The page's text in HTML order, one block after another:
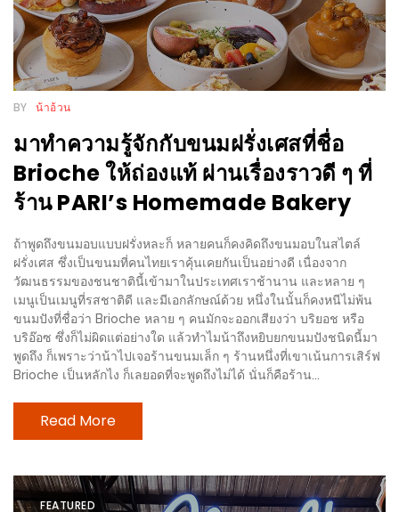
ใหญ่
ที่สุด
ใน
โรง
แรม
ฮอ
เดย์
อินน์
เชียงใหม่
PANDA
TIME
ทำไม
เรา
ทำ
BY น้าอ้วน
มาทำความรู้จักกับขนมฝรั่งเศสที่ชื่อ
Brioche ให้ถ่องแท้ ผ่านเรื่องราวดี ๆ ที่
ร้าน PARI’s Homemade Bakery
ถ้าพูดถึงขนมอบแบบฝรั่งหละก็ หลายคนก็คงคิดถึงขนมอบในสไตล์
ฝรั่งเศส ซึ่งเป็นขนมที่คนไทยเราคุ้นเคยกันเป็นอย่างดี เนื่องจาก
วัฒนธรรมของชนชาตินี้เข้ามาในประเทศเราช้านาน และหลาย ๆ
เมนูเป็นเมนูที่รสชาติดี และมีเอกลักษณ์ด้วย หนึ่งในนั้นก็คงหนีไม่พ้น
ขนมปังที่ชื่อว่า Brioche หลาย ๆ คนมักจะออกเสียงว่า บริยอช หรือ
บริอ๊อซ ซึ่งก็ไม่ผิดแต่อย่างใด แล้วทำไมน้าถึงหยิบยกขนมปังชนิดนี้มา
พูดถึง ก็เพราะว่าน้าไปเจอร้านขนมเล็ก ๆ ร้านหนึ่งที่เขาเน้นการเสิร์ฟ
Brioche เป็นหลักไง ก็เลยอดที่จะพูดถึงไม่ได้ นั่นก็คือร้าน...
Read More
FEATURED